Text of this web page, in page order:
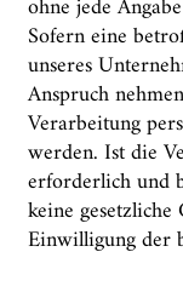
ohne jede
Sofern eine
unseres
Anspruch
Verarbeitung
werden. Ist die
erforderlich und
keine
Einwilligung der